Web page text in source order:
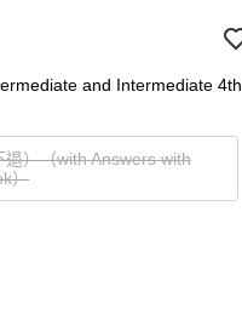
and Intermediate 4th
）（with Answers with
）